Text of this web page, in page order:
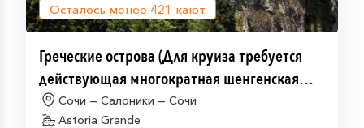
Осталось менее 421 кают
Греческие острова (Для круиза требуется
действующая многократная шенгенская
виза)Сочи — Салоники — Сочи
Astoria Grande